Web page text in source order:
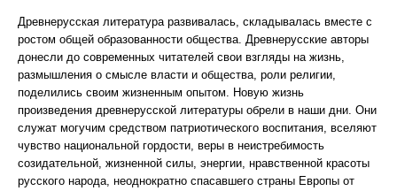
Древнерусская литература развивалась, складывалась вместе с
ростом общей образованности общества. Древнерусские авторы
донесли до современных читателей свои взгляды на жизнь,
размышления о смысле власти и общества, роли религии,
поделились своим жизненным опытом. Новую жизнь
произведения древнерусской литературы обрели в наши дни. Они
служат могучим средством патриотического воспитания, вселяют
чувство национальной гордости, веры в неистребимость
созидательной, жизненной силы, энергии, нравственной красоты
русского народа, неоднократно спасавшего страны Европы от